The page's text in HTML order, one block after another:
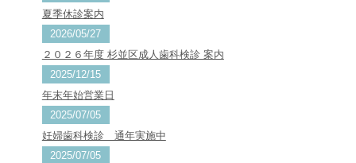
夏季休診案内
2026/05/27
２０２６年度 杉並区成人歯科検診 案内
2025/12/15
年末年始営業日
2025/07/05
妊婦歯科検診 通年実施中
2025/07/05